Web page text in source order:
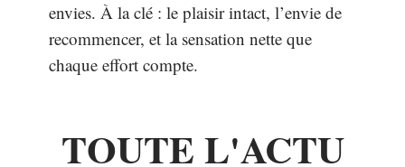
envies. À la clé : le plaisir intact, l’envie de
recommencer, et la sensation nette que
chaque effort compte.
TOUTE L'ACTU